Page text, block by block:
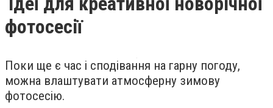
фотосесії
Поки ще є час і сподівання на гарну погоду,
можна влаштувати атмосферну зимову
фотосесію.